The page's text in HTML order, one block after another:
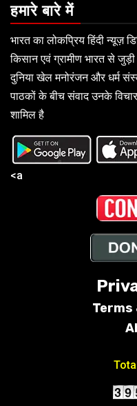
हमारे बारे में
भारत का लोकप्रिय हिंदी न्यूज़
किसान एवं ग्रामीण भारत से
दुनिया खेल मनोरंजन और धर्म
पाठकों के बीच संवाद उनके
शामिल है
<a
Terms